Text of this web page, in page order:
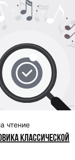
чтение
классической